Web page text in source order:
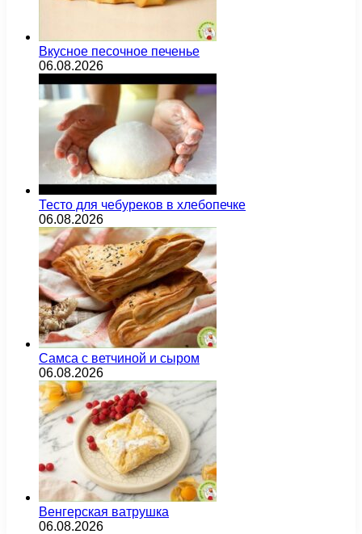
Вкусное песочное печенье
06.08.2026
Тесто для чебуреков в хлебопечке
06.08.2026
Самса с ветчиной и сыром
06.08.2026
Венгерская ватрушка
06.08.2026